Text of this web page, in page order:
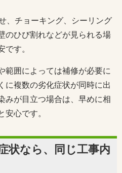
、チョーキング、シーリング
のひび割れなどが見られる場
です。
範囲によっては補修が必要に
に複数の劣化症状が同時に出
みが目立つ場合は、早めに相
安心です。
状なら、同じ工事内